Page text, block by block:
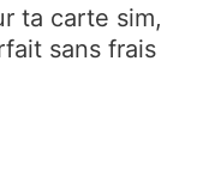
ta carte sim,
sans frais